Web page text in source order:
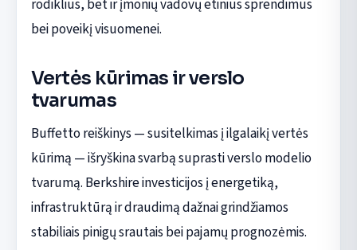
rodiklius, bet ir įmonių vadovų etinius sprendimus
bei poveikį visuomenei.
Vertės kūrimas ir verslo
tvarumas
Buffetto reiškinys — susitelkimas į ilgalaikį vertės
kūrimą — išryškina svarbą suprasti verslo modelio
tvarumą. Berkshire investicijos į energetiką,
infrastruktūrą ir draudimą dažnai grindžiamos
stabiliais pinigų srautais bei pajamų prognozėmis.